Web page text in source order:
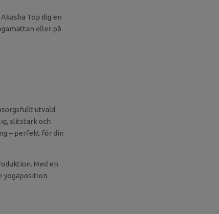
Top dig en
eller på
utvald
slitstark och
– perfekt för din
Med en
yogaposition.